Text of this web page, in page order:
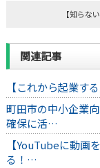
【知らな
関連記事
【これから起業す
町田市の中小企業
確保に活…
【YouTubeに動画
る！…